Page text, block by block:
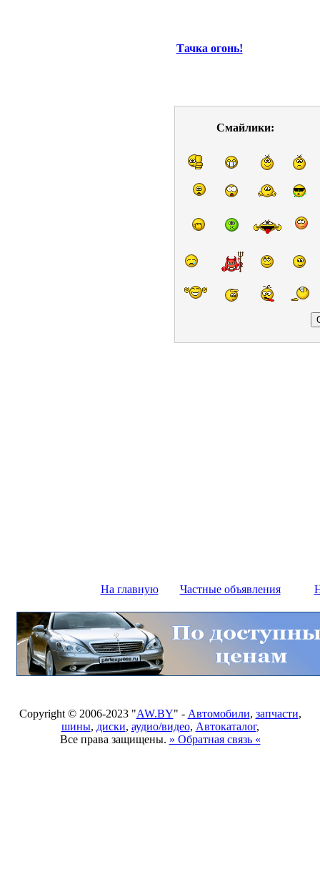
Тачка огонь!
Смайлики:
На главную Частные объявления
Copyright © 2006-2023 "AW.BY" - Автомобили, запчасти,
шины, диски, аудио/видео, Автокаталог,
Все права защищены. » Обратная связь «